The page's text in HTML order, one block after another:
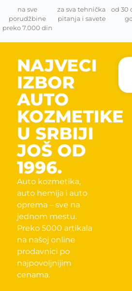
na sve
porudžbine
preko 7.000 din
za sva tehnička
pitanja i savete
od 30
NAJVECI
IZBOR
AUTO
KOZMETIKE
U SRBIJI
JOŠ OD
1996.
Auto kozmetika,
auto hemija i auto
oprema – sve na
jednom mestu.
Preko 5000 artikala
na našoj online
prodavnici po
najpovoljnijim
cenama.